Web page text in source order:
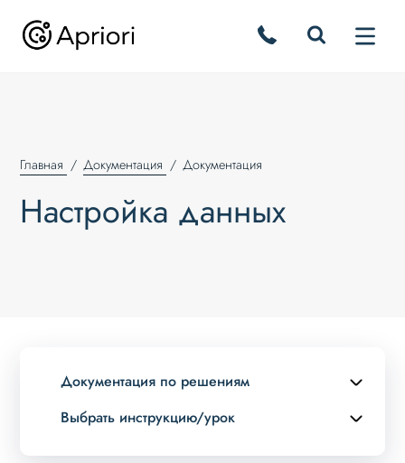
Главная Документация Документация
Настройка данных
Документация по решениям
Выбрать инструкцию/урок
Описание курса